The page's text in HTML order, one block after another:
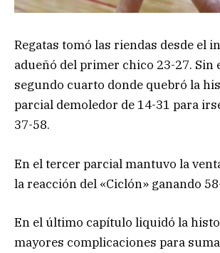
Regatas tomó las riendas desde el
adueñó del primer chico 23-27. Sin
segundo cuarto donde quebró la
parcial demoledor de 14-31 para
37-58.
En el tercer parcial mantuvo la
la reacción del «Ciclón» ganando
En el último capítulo liquidó la
mayores complicaciones para